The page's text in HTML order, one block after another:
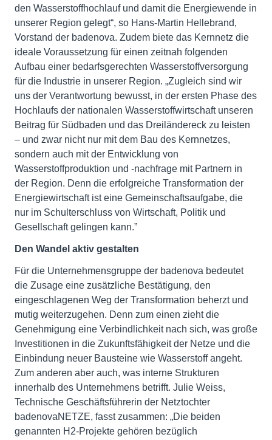
den Wasserstoffhochlauf und damit die Energiewende in
unserer Region gelegt“, so Hans-Martin Hellebrand,
Vorstand der badenova. Zudem biete das Kernnetz die
ideale Voraussetzung für einen zeitnah folgenden
Aufbau einer bedarfsgerechten Wasserstoffversorgung
für die Industrie in unserer Region. „Zugleich sind wir
uns der Verantwortung bewusst, in der ersten Phase des
Hochlaufs der nationalen Wasserstoffwirtschaft unseren
Beitrag für Südbaden und das Dreiländereck zu leisten
– und zwar nicht nur mit dem Bau des Kernnetzes,
sondern auch mit der Entwicklung von
Wasserstoffproduktion und -nachfrage mit Partnern in
der Region. Denn die erfolgreiche Transformation der
Energiewirtschaft ist eine Gemeinschaftsaufgabe, die
nur im Schulterschluss von Wirtschaft, Politik und
Gesellschaft gelingen kann.”
Den Wandel aktiv gestalten
Für die Unternehmensgruppe der badenova bedeutet
die Zusage eine zusätzliche Bestätigung, den
eingeschlagenen Weg der Transformation beherzt und
mutig weiterzugehen. Denn zum einen zieht die
Genehmigung eine Verbindlichkeit nach sich, was große
Investitionen in die Zukunftsfähigkeit der Netze und die
Einbindung neuer Bausteine wie Wasserstoff angeht.
Zum anderen aber auch, was interne Strukturen
innerhalb des Unternehmens betrifft. Julie Weiss,
Technische Geschäftsführerin der Netztochter
badenovaNETZE, fasst zusammen: „Die beiden
genannten H2-Projekte gehören bezüglich